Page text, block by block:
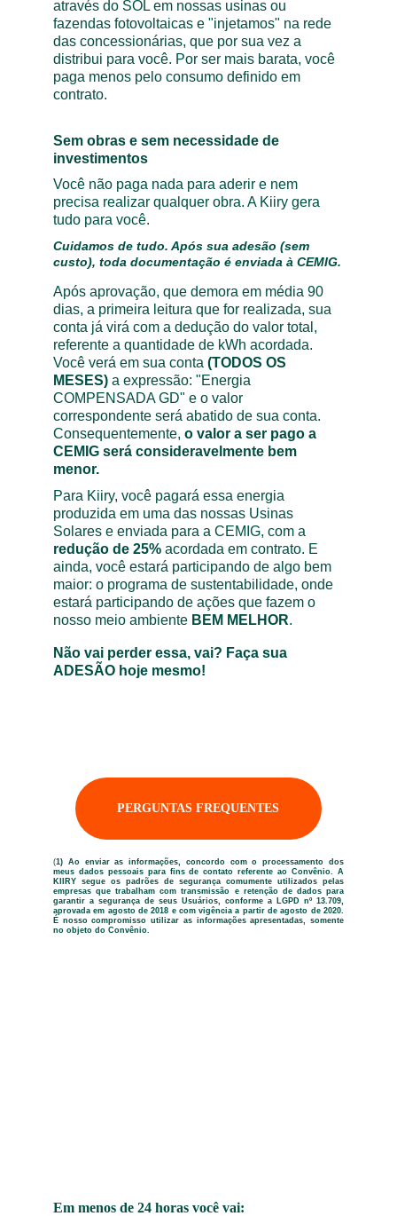
através do SOL em nossas usinas ou
fazendas fotovoltaicas e "injetamos" na rede
das concessionárias, que por sua vez a
distribui para você. Por ser mais barata, você
paga menos pelo consumo definido em
contrato.
Sem obras e sem necessidade de
investimentos
Você não paga nada para aderir e nem
precisa realizar qualquer obra. A Kiiry gera
tudo para você.
Cuidamos de tudo. Após sua adesão (sem
custo), toda documentação é enviada à CEMIG.
Após aprovação, que demora em média 90
dias, a primeira leitura que for realizada, sua
conta já virá com a dedução do valor total,
referente a quantidade de kWh acordada.
Você verá em sua conta (TODOS OS
MESES) a expressão: "Energia
COMPENSADA GD" e o valor
correspondente será abatido de sua conta.
Consequentemente, o valor a ser pago a
CEMIG será consideravelmente bem
menor.
Para Kiiry, você pagará essa energia
produzida em uma das nossas Usinas
Solares e enviada para a CEMIG, com a
redução de 25% acordada em contrato. E
ainda, você estará participando de algo bem
maior: o programa de sustentabilidade, onde
estará participando de ações que fazem o
nosso meio ambiente BEM MELHOR.
Não vai perder essa, vai? Faça sua
ADESÃO hoje mesmo!
PERGUNTAS FREQUENTES
(1) Ao enviar as informações, concordo com o processamento dos
meus dados pessoais para fins de contato referente ao Convênio. A
KIIRY segue os padrões de segurança comumente utilizados pelas
empresas que trabalham com transmissão e retenção de dados para
garantir a segurança de seus Usuários, conforme a LGPD nº 13.709,
aprovada em agosto de 2018 e com vigência a partir de agosto de 2020.
É nosso compromisso utilizar as informações apresentadas, somente
no objeto do Convênio.
Em menos de 24 horas você vai: